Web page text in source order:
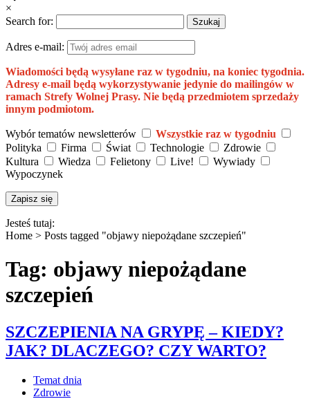
×
Search for:
Adres e-mail:
Wiadomości będą wysyłane raz w tygodniu, na koniec tygodnia.
Adresy e-mail będą wykorzystywanie jedynie do mailingów w
ramach Strefy Wolnej Prasy. Nie będą przedmiotem sprzedaży
innym podmiotom.
Wybór tematów newsletterów
Wszystkie raz w tygodniu
Polityka
Firma Świat Technologie
Zdrowie
Kultura
Wiedza Felietony Live!
Wywiady
Wypoczynek
Jesteś tutaj:
Home > Posts tagged "objawy niepożądane szczepień"
Tag: objawy niepożądane
szczepień
SZCZEPIENIA NA GRYPĘ – KIEDY?
JAK? DLACZEGO? CZY WARTO?
Temat dnia
Zdrowie